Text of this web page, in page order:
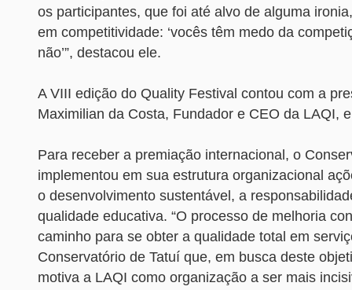
os participantes, que foi até alvo de alguma
em competitividade: ‘vocês têm medo da
não’”, destacou ele.
A VIII edição do Quality Festival contou com a
Maximilian da Costa, Fundador e CEO da LAQI,
Para receber a premiação internacional, o
implementou em sua estrutura organizacional
o desenvolvimento sustentável, a
qualidade educativa. “O processo de melhoria
caminho para se obter a qualidade total em
Conservatório de Tatuí que, em busca deste
motiva a LAQI como organização a ser mais